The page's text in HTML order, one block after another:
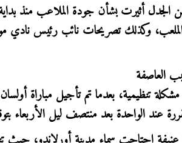
أثيرت بشأن جودة الملاعب منذ بداية
وكذلك تصريحات نائب رئيس نادي
العاصفة
تنظيمية، بعدما تم تأجيل مباراة
عند الواحدة بعد منتصف ليل الأربعاء